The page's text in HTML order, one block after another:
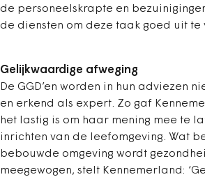
de personeelskrapte en
de diensten om deze taak goed uit te
Gelijkwaardige afweging
De GGD’en worden in hun adviezen
en erkend als expert. Zo gaf
het lastig is om haar mening mee te
inrichten van de leefomgeving. Wat
bebouwde omgeving wordt
meegewogen, stelt Kennemerland: